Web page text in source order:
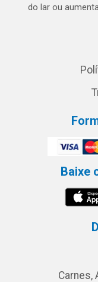
do lar ou
Baixe
Carnes,